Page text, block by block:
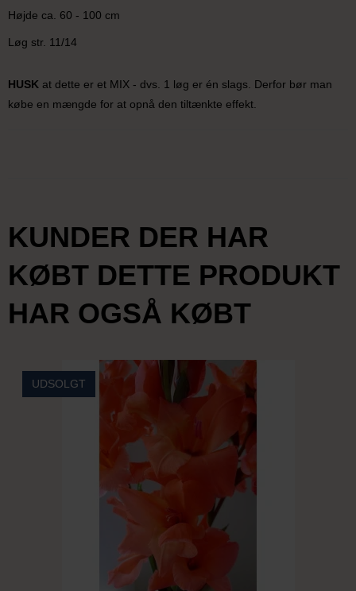
Højde ca. 60 - 100 cm
Løg str. 11/14
HUSK at dette er et MIX - dvs. 1 løg er én slags. Derfor bør man
købe en mængde for at opnå den tiltænkte effekt.
KUNDER DER HAR
KØBT DETTE PRODUKT
HAR OGSÅ KØBT
UDSOLGT